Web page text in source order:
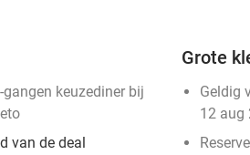
gangen keuzediner bij
van de deal
Grote
Geldig
12 aug